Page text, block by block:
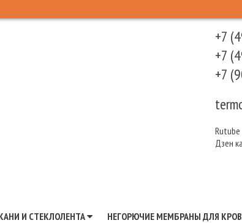
+7
+7
+7
Rutube
Дзен
И СТЕКЛОЛЕНТА НЕГОРЮЧИЕ МЕМБРАНЫ ДЛЯ